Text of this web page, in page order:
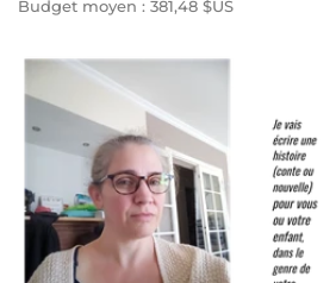
Budget moyen : 381,48 $US